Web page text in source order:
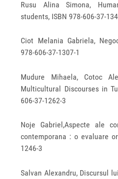
Rusu Alina Simona,
students, ISBN
Ciot Melania Gabriela,
978-606-37-1307-1
Mudure Mihaela, Cotoc
Multicultural Discourses in
606-37-1262-3
Noje Gabriel,Aspecte ale
contemporana : o evaluare
1246-3
Salvan Alexandru, Discursul